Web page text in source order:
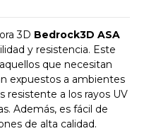
3D Bedrock3D ASA
y resistencia. Este
que necesitan
expuestos a ambientes
resistente a los rayos UV
Además, es fácil de
de alta calidad.